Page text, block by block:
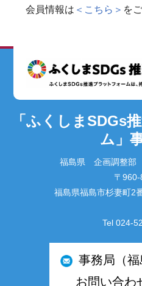
会員情報は ＜こちら＞ を
「ふくしまSDGs
ム」
福島県 企画調整部
〒
福島県福島市杉妻町2
Tel 024-
事務局（
お問い合わ